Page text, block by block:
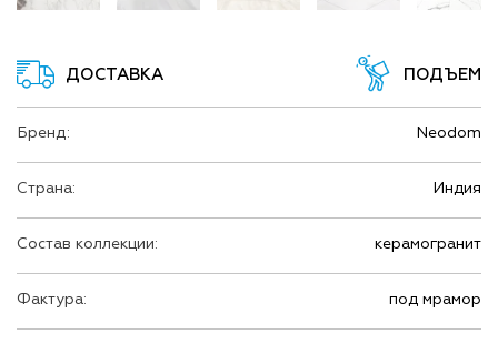
ДОСТАВКА ПОДЪЕМ
Бренд: Neodom
Страна: Индия
Состав коллекции: керамогранит
Фактура: под мрамор